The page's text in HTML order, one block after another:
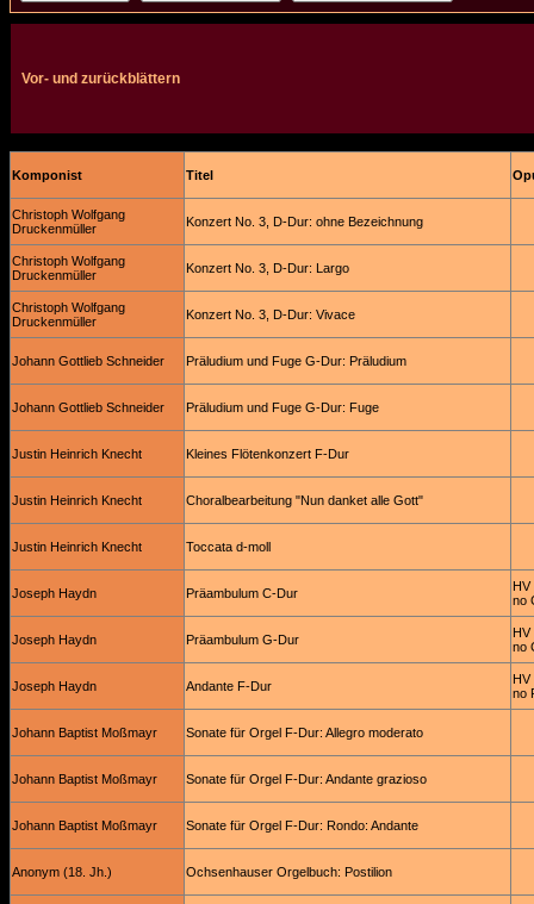
Vor- und zurückblättern
Komponist Titel
Christoph Wolfgang
Druckenmüller
Konzert No. 3, D-Dur: ohne Bezeichnung
Christoph Wolfgang
Druckenmüller
Konzert No. 3, D-Dur: Largo
Christoph Wolfgang
Druckenmüller
Konzert No. 3, D-Dur: Vivace
Johann Gottlieb Schneider Präludium und Fuge G-Dur: Präludium
Johann Gottlieb Schneider Präludium und Fuge G-Dur: Fuge
Justin Heinrich Knecht Kleines Flötenkonzert F-Dur
Justin Heinrich Knecht Choralbearbeitung "Nun danket alle Gott"
Justin Heinrich Knecht Toccata d-moll
Joseph Haydn Präambulum C-Dur
HV
no
Joseph Haydn Präambulum G-Dur
HV
no
Joseph Haydn Andante F-Dur
HV
no
Johann Baptist Moßmayr Sonate für Orgel F-Dur: Allegro moderato
Johann Baptist Moßmayr Sonate für Orgel F-Dur: Andante grazioso
Johann Baptist Moßmayr Sonate für Orgel F-Dur: Rondo: Andante
Anonym (18. Jh.) Ochsenhauser Orgelbuch: Postilion